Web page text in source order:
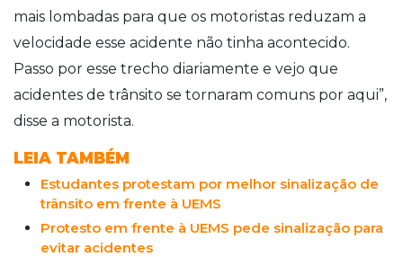
mais lombadas para que os motoristas reduzam a
velocidade esse acidente não tinha acontecido.
Passo por esse trecho diariamente e vejo que
acidentes de trânsito se tornaram comuns por aqui”,
disse a motorista.
LEIA TAMBÉM
Estudantes protestam por melhor sinalização de
trânsito em frente à UEMS
Protesto em frente à UEMS pede sinalização para
evitar acidentes